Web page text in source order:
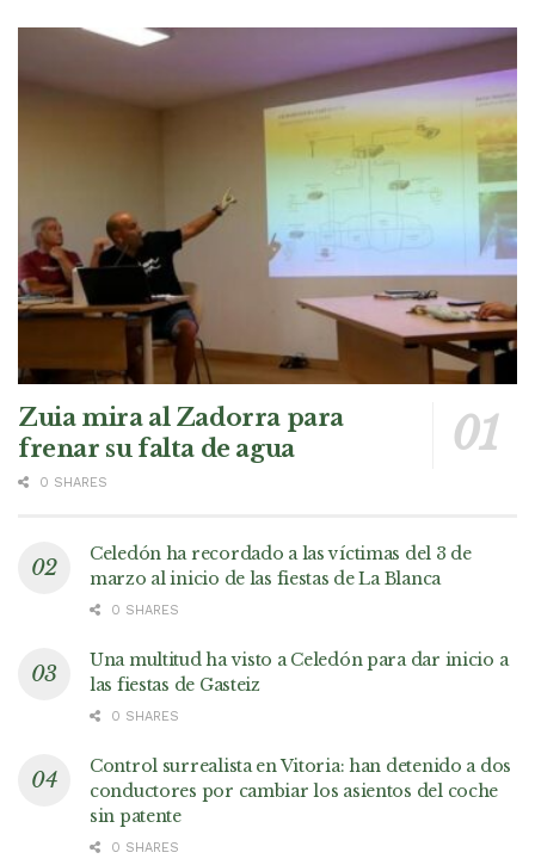
Zuia mira al Zadorra para
frenar su falta de agua
0 SHARES
Celedón ha recordado a las víctimas del 3 de
marzo al inicio de las fiestas de La Blanca
0 SHARES
Una multitud ha visto a Celedón para dar inicio a
las fiestas de Gasteiz
0 SHARES
Control surrealista en Vitoria: han detenido a dos
conductores por cambiar los asientos del coche
sin patente
0 SHARES